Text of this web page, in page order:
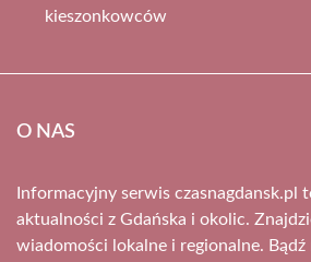
kieszonkowców
O NAS
Informacyjny serwis czasnagdansk.pl
aktualności z Gdańska i okolic.
wiadomości lokalne i regionalne. Bądź